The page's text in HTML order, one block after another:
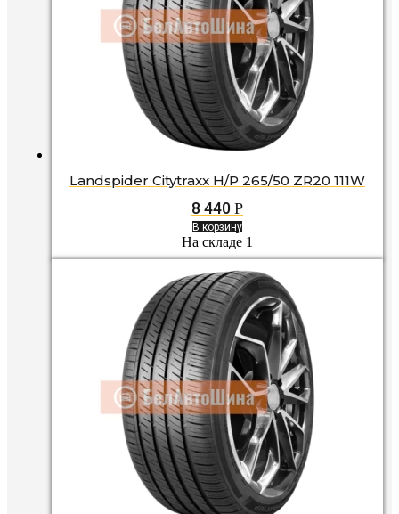
Landspider Citytraxx H/P 265/50 ZR20 111W
8 440 Р
В корзину
На складе 1